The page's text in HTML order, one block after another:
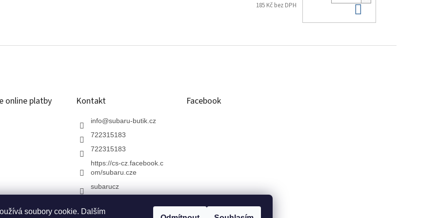
soubory cookie. Dalším
185 Kč bez DPH Do košíku
online platby Kontakt
info@subaru-butik.cz
722315183
722315183
https://cs-cz.facebook.c
om/subaru.cze
subarucz
Facebook